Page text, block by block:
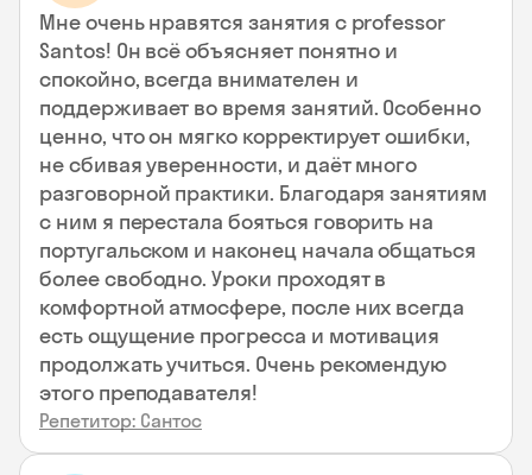
Мне очень нравятся занятия с professor
Santos! Он всё объясняет понятно и
спокойно, всегда внимателен и
поддерживает во время занятий. Особенно
ценно, что он мягко корректирует ошибки,
не сбивая уверенности, и даёт много
разговорной практики. Благодаря занятиям
с ним я перестала бояться говорить на
португальском и наконец начала общаться
более свободно. Уроки проходят в
комфортной атмосфере, после них всегда
есть ощущение прогресса и мотивация
продолжать учиться. Очень рекомендую
этого преподавателя!
Репетитор: Сантос